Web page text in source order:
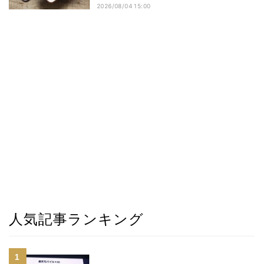
2026/08/04 15:00
人気記事ランキング